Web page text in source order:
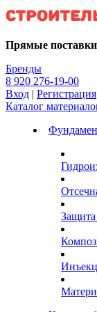
Kg
Прямые поставки
Бренды
8 920 276-19-00
Вход | Регистрация
Каталог